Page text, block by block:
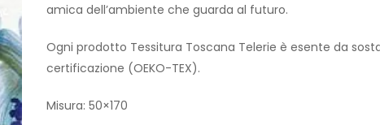
amica dell’ambiente che guarda al futuro.
Ogni prodotto Tessitura Toscana Telerie è esente da
certificazione (OEKO-TEX).
Misura: 50×170